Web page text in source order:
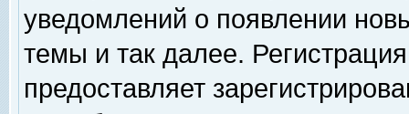
уведомлений о появлении
темы и так далее.
предоставляет